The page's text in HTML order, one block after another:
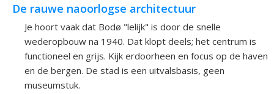
De rauwe naoorlogse architectuur
Je hoort vaak dat Bodø "lelijk" is door de snelle
wederopbouw na 1940. Dat klopt deels; het centrum is
functioneel en grijs. Kijk erdoorheen en focus op de haven
en de bergen. De stad is een uitvalsbasis, geen
museumstuk.